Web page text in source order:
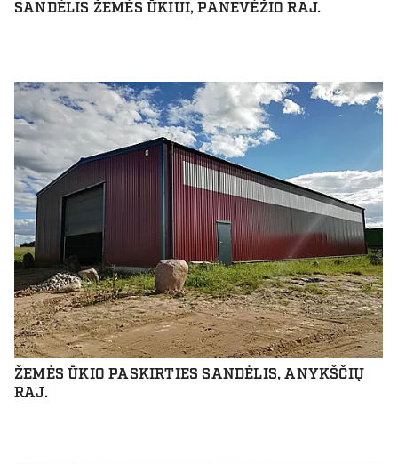
SANDĖLIS ŽEMĖS ŪKIUI, PANEVĖŽIO RAJ.
ŽEMĖS ŪKIO PASKIRTIES SANDĖLIS, ANYKŠČIŲ
RAJ.